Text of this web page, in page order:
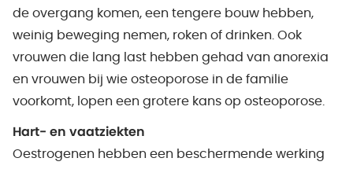
de overgang komen, een tengere bouw hebben,
weinig beweging nemen, roken of drinken. Ook
vrouwen die lang last hebben gehad van anorexia
en vrouwen bij wie osteoporose in de familie
voorkomt, lopen een grotere kans op osteoporose.
Hart- en vaatziekten
Oestrogenen hebben een beschermende werking